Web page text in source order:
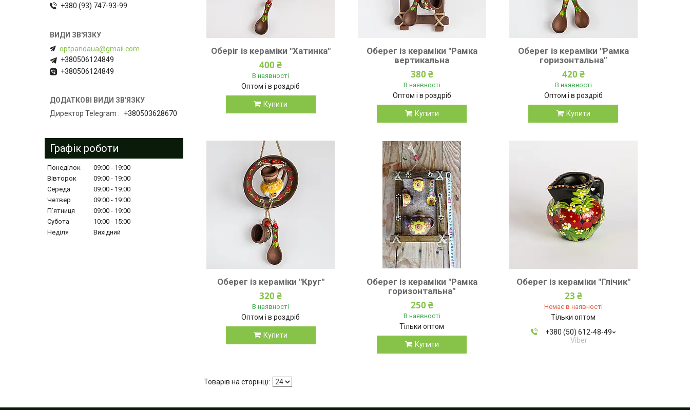
Оберіг із кераміки "Хатинка"
400 ₴
В наявності
Оптом і в роздріб
Купити
Оберег із кераміки "Рамка
вертикальна
380 ₴
В наявності
Оптом і в роздріб
Купити
Оберег із кераміки "Рамка
горизонтальна"
420 ₴
В наявності
Оптом і в роздріб
Купити
Оберег із кераміки "Круг"
320 ₴
В наявності
Оптом і в роздріб
Купити
Оберег із кераміки "Рамка
горизонтальна"
250 ₴
В наявності
Тільки оптом
Купити
Оберег із кераміки "Глічик"
23 ₴
Немає в наявності
Тільки оптом
+380 (50) 612-48-49
Viber
+380 (93) 747-93-99
optpandaua@gmail.com
+380506124849
+380506124849
Директор Telegram +380503628670
Графік роботи
Понеділок 09:00
19:00
Вівторок
09:00
19:00
Середа
09:00
19:00
Четвер
09:00
19:00
Пʼятниця
09:00
19:00
Субота
10:00
15:00
Неділя
Вихідний